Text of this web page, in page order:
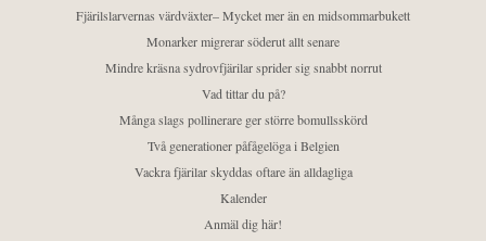
Fjärilslarvernas värdväxter– Mycket mer än en midsommarbukett
Monarker migrerar söderut allt senare
Mindre kräsna sydrovfjärilar sprider sig snabbt norrut
Vad tittar du på?
Många slags pollinerare ger större bomullsskörd
Två generationer påfågelöga i Belgien
Vackra fjärilar skyddas oftare än alldagliga
Kalender
Anmäl dig här!